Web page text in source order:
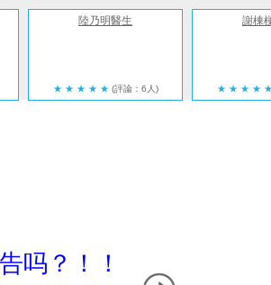
陸乃明醫生
★ ★ ★ ★ ★ (評論：6人)
謝棟
★ ★ ★ ★ ★